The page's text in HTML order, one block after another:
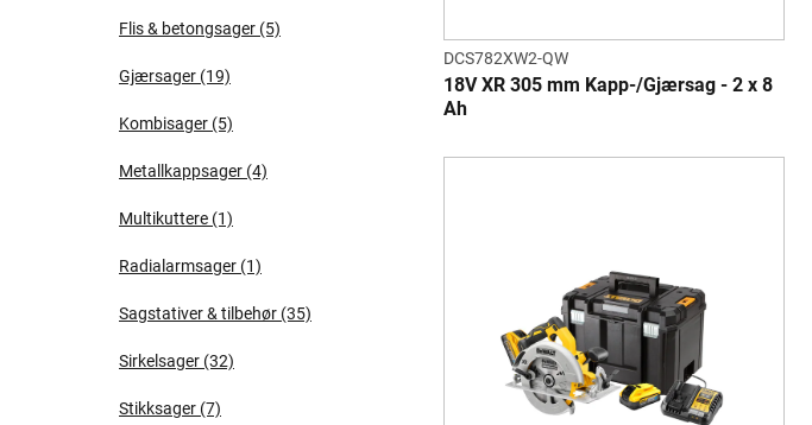
Flis & betongsager (5)
Gjærsager (19)
Kombisager (5)
Metallkappsager (4)
Multikuttere (1)
Radialarmsager (1)
Sagstativer & tilbehør (35)
Sirkelsager (32)
Stikksager (7)
DCS782XW2-QW
18V XR 305 mm Kapp-/Gjærsag - 2 x 8
Ah